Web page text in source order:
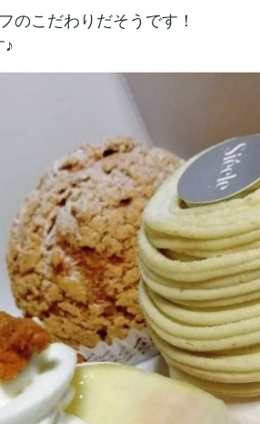
のこだわりだそうです！
♪